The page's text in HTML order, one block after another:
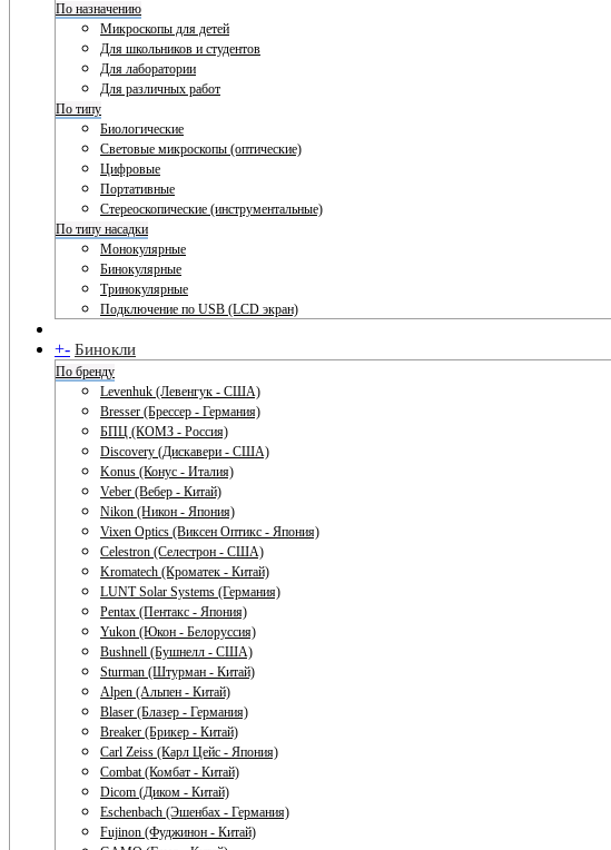
По назначению
Микроскопы для детей
Для школьников и студентов
Для лаборатории
Для различных работ
По типу
Биологические
Световые микроскопы (оптические)
Цифровые
Портативные
Стереоскопические (инструментальные)
По типу насадки
Монокулярные
Бинокулярные
Тринокулярные
Подключение по USB (LCD экран)
+- Бинокли
По бренду
Levenhuk (Левенгук - США)
Bresser (Брессер - Германия)
БПЦ (КОМЗ - Россия)
Discovery (Дискавери - США)
Konus (Конус - Италия)
Veber (Вебер - Китай)
Nikon (Никон - Япония)
Vixen Optics (Виксен Оптикс - Япония)
Celestron (Селестрон - США)
Kromatech (Кроматек - Китай)
LUNT Solar Systems (Германия)
Pentax (Пентакс - Япония)
Yukon (Юкон - Белоруссия)
Bushnell (Бушнелл - США)
Sturman (Штурман - Китай)
Alpen (Альпен - Китай)
Blaser (Блазер - Германия)
Breaker (Брикер - Китай)
Carl Zeiss (Карл Цейс - Япония)
Combat (Комбат - Китай)
Dicom (Диком - Китай)
Eschenbach (Эшенбах - Германия)
Fujinon (Фуджинон - Китай)